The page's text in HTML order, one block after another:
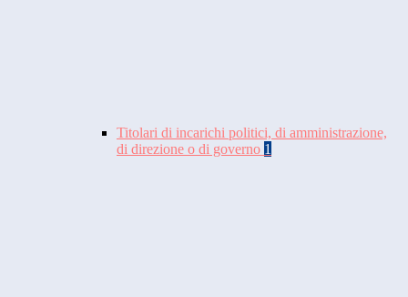
Titolari di incarichi politici, di amministrazione,
di direzione o di governo 1